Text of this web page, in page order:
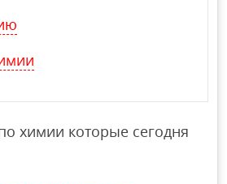
химии которые сегодня